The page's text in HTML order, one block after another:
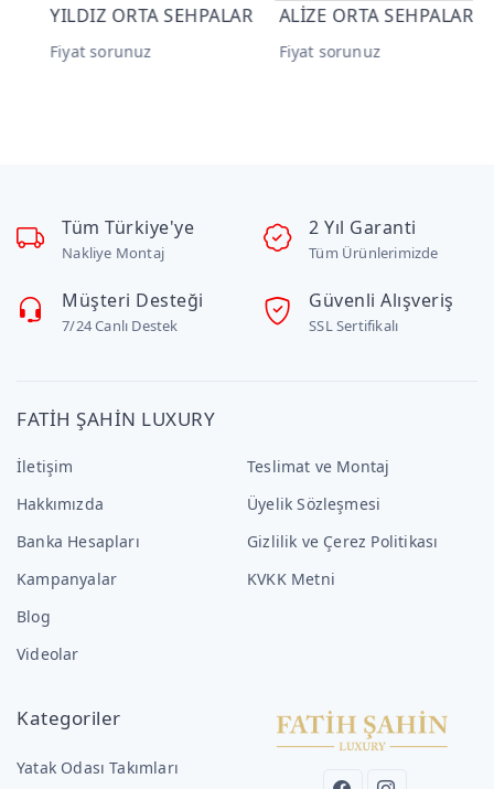
YILDIZ ORTA SEHPALAR
Fiyat sorunuz
ALİZE ORTA SEHPALAR
Fiyat sorunuz
Tüm Türkiye'ye
Nakliye Montaj
2 Yıl Garanti
Tüm Ürünlerimizde
Müşteri Desteği
7/24 Canlı Destek
Güvenli Alışveriş
SSL Sertifikalı
FATİH ŞAHİN LUXURY
İletişim
Hakkımızda
Banka Hesapları
Kampanyalar
Blog
Videolar
Teslimat ve Montaj
Üyelik Sözleşmesi
Gizlilik ve Çerez Politikası
KVKK Metni
Kategoriler
Yatak Odası Takımları